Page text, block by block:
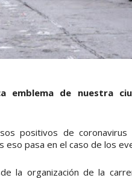
emblema de nuestra
positivos de
eso pasa en el caso de los
la organización de la